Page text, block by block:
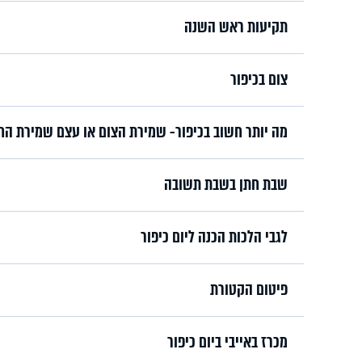
תקיעות ראש השנה
צום בכיפור
מה יותר חשוב בכיפור- שמירת הצום או עצם שמירת
שבת חתן בשבת תשובה
לגבי הלכות הכנה ליום כיפור
פיטום הקטורת
מכרז באייבי ביום כיפור